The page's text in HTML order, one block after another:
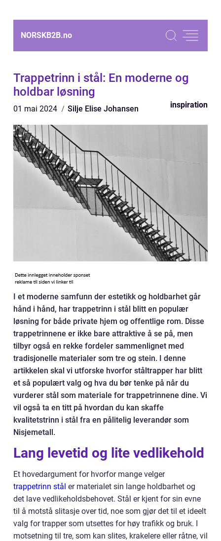
NORSKB2B.no
Trappetrinn i stål: En moderne og
holdbar løsning
01 mai 2024 Silje Elise Johansen inspiration
I et moderne samfunn der estetikk og holdbarhet går
hånd i hånd, har trappetrinn i stål blitt en populær
løsning for både private hjem og offentlige rom. Disse
trappetrinnene er ikke bare attraktive å se på, men
tilbyr også en rekke fordeler sammenlignet med
tradisjonelle materialer som tre og stein. I denne
artikkelen skal vi utforske hvorfor ståltrapper har blitt
et så populært valg og hva du bør tenke på når du
vurderer stål som materiale for trappetrinnene dine. Vi
vil også ta en titt på hvordan du kan skaffe
kvalitetstrinn i stål fra en pålitelig leverandør som
Nisjemetall.
Lang levetid og lite vedlikehold
Et hovedargument for hvorfor mange velger
trappetrinn stål er materialet sin lange holdbarhet og
det lave vedlikeholdsbehovet. Stål er kjent for sin evne
til å motstå slitasje over tid, noe som gjør det til et ideelt
valg for trapper som utsettes for høy trafikk og bruk. I
motsetning til tre, som kan slites, krakelere eller råtne, vil